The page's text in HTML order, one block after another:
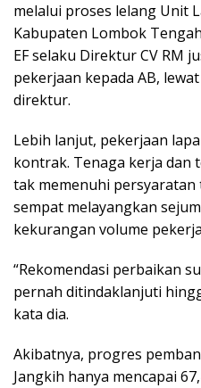
melalui proses lelang Unit
Kabupaten Lombok
EF selaku Direktur CV RM
pekerjaan kepada AB,
direktur.
Lebih lanjut, pekerjaan
kontrak. Tenaga kerja dan
tak memenuhi persyaratan
sempat melayangkan
kekurangan volume
“Rekomendasi perbaikan
pernah ditindaklanjuti
kata dia.
Akibatnya, progres
Jangkih hanya mencapai